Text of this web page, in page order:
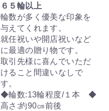
６５輪以上
輪数が多く優美な印象を
与えてくれます。
就任祝いや開店祝いなど
に最適の贈り物です。
取引先様に喜んでいただ
けること間違いなしで
す。
◆輪数:13輪程度/１本 ◆
高さ:約90㎝前後